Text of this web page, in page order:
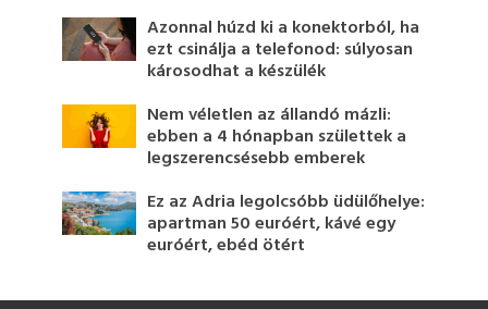
Azonnal húzd ki a konektorból, ha
ezt csinálja a telefonod: súlyosan
károsodhat a készülék
Nem véletlen az állandó mázli:
ebben a 4 hónapban születtek a
legszerencsésebb emberek
Ez az Adria legolcsóbb üdülőhelye:
apartman 50 euróért, kávé egy
euróért, ebéd ötért